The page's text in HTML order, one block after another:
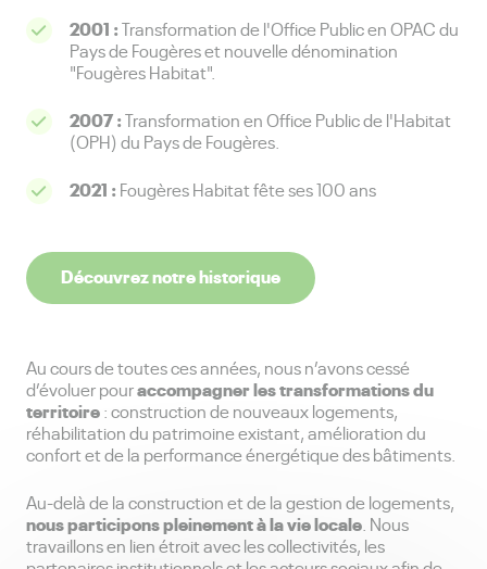
2001 :Transformation de l'Office Public en OPAC du
Pays de Fougères et nouvelle dénomination
"Fougères Habitat".
2007 :Transformation en Office Public de l'Habitat
(OPH) du Pays de Fougères.
2021 : Fougères Habitat fête ses 100 ans
Découvrez notre historique
Au cours de toutes ces années, nous n’avons cessé
d’évoluer pouraccompagner les transformations du
territoire: construction de nouveaux logements,
réhabilitation du patrimoine existant, amélioration du
confort et de la performance énergétique des bâtiments.
Au-delà de la construction et de la gestion de logements,
nous participons pleinement à la vie locale . Nous
travaillons en lien étroit avec les collectivités, les